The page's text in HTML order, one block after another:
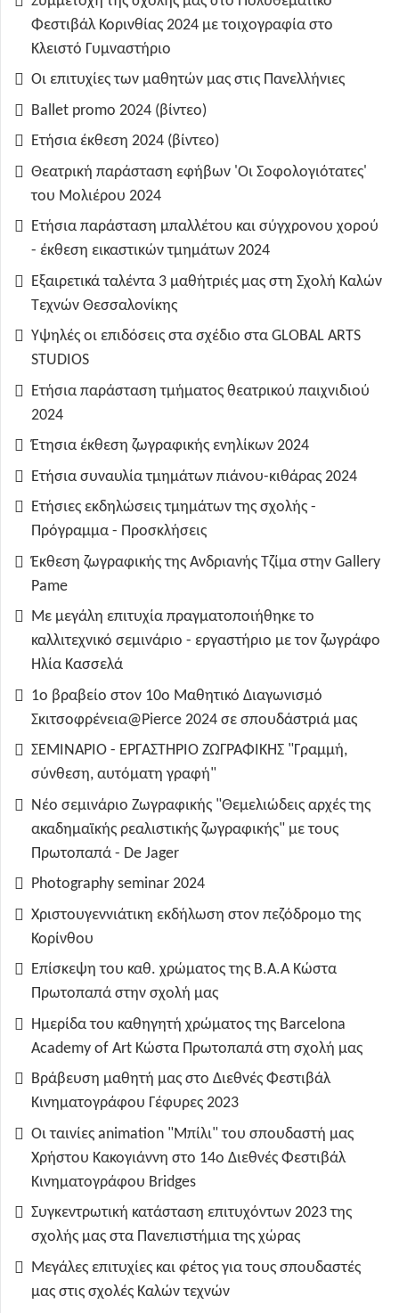
Φεστιβάλ Κορινθίας 2024 με τοιχογραφία στο
Κλειστό Γυμναστήριο
Οι επιτυχίες των μαθητών μας στις Πανελλήνιες
Ballet promo 2024 (βίντεο)
Ετήσια έκθεση 2024 (βίντεο)
Θεατρική παράσταση εφήβων 'Οι Σοφολογιότατες'
του Μολιέρου 2024
Ετήσια παράσταση μπαλλέτου και σύγχρονου χορού
- έκθεση εικαστικών τμημάτων 2024
Εξαιρετικά ταλέντα 3 μαθήτριές μας στη Σχολή Καλών
Τεχνών Θεσσαλονίκης
Υψηλές οι επιδόσεις στα σχέδιο στα GLOBAL ARTS
STUDIOS
Ετήσια παράσταση τμήματος θεατρικού παιχνιδιού
2024
Έτησια έκθεση ζωγραφικής ενηλίκων 2024
Ετήσια συναυλία τμημάτων πιάνου-κιθάρας 2024
Ετήσιες εκδηλώσεις τμημάτων της σχολής -
Πρόγραμμα - Προσκλήσεις
Έκθεση ζωγραφικής της Ανδριανής Τζίμα στην Gallery
Pame
Με μεγάλη επιτυχία πραγματοποιήθηκε το
καλλιτεχνικό σεμινάριο - εργαστήριο με τον ζωγράφο
Ηλία Κασσελά
1ο βραβείο στον 10ο Μαθητικό Διαγωνισμό
Σκιτσοφρένεια@Pierce 2024 σε σπουδάστριά μας
ΣΕΜΙΝΑΡΙΟ - ΕΡΓΑΣΤΗΡΙΟ ΖΩΓΡΑΦΙΚΗΣ "Γραμμή,
σύνθεση, αυτόματη γραφή"
Νέο σεμινάριο Ζωγραφικής "Θεμελιώδεις αρχές της
ακαδημαϊκής ρεαλιστικής ζωγραφικής" με τους
Πρωτοπαπά - De Jager
Photography seminar 2024
Χριστουγεννιάτικη εκδήλωση στον πεζόδρομο της
Κορίνθου
Επίσκεψη του καθ. χρώματος της B.A.A Κώστα
Πρωτοπαπά στην σχολή μας
Ημερίδα του καθηγητή χρώματος της Barcelona
Academy of Art Κώστα Πρωτοπαπά στη σχολή μας
Βράβευση μαθητή μας στο Διεθνές Φεστιβάλ
Κινηματογράφου Γέφυρες 2023
Οι ταινίες animation "Μπίλι" του σπουδαστή μας
Χρήστου Κακογιάννη στο 14ο Διεθνές Φεστιβάλ
Κινηματογράφου Bridges
Συγκεντρωτική κατάσταση επιτυχόντων 2023 της
σχολής μας στα Πανεπιστήμια της χώρας
Μεγάλες επιτυχίες και φέτος για τους σπουδαστές
μας στις σχολές Καλών τεχνών